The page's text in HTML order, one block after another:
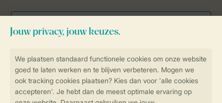
Veilig en snel online boeken